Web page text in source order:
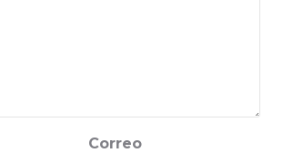
Correo